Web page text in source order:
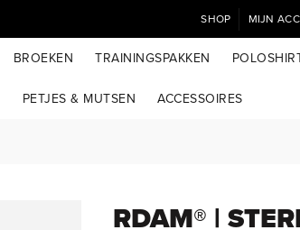
SHOP MIJN
BROEKEN TRAININGSPAKKEN
PETJES & MUTSEN ACCESSOIRES
RDAM® |